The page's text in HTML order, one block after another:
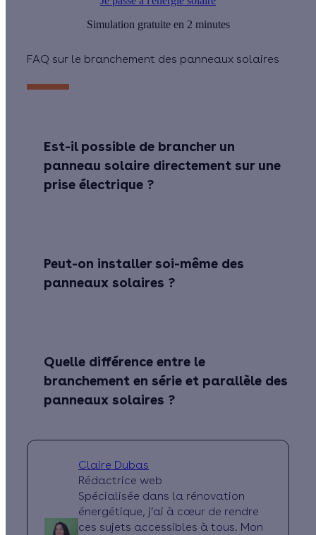
Simulation gratuite en 2 minutes
FAQ sur le branchement des panneaux solaires
Est-il possible de brancher un
panneau solaire directement sur une
prise électrique ?
Peut-on installer soi-même des
panneaux solaires ?
Quelle différence entre le
branchement en série et parallèle des
panneaux solaires ?
Claire Dubas
Rédactrice web
Spécialisée dans la rénovation
énergétique, j’ai à cœur de rendre
ces sujets accessibles à tous. Mon